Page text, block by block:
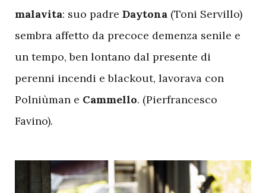
malavita: suo padre Daytona (Toni Servillo)
sembra affetto da precoce demenza senile e
un tempo, ben lontano dal presente di
perenni incendi e blackout, lavorava con
Polniùman e Cammello. (Pierfrancesco
Favino).